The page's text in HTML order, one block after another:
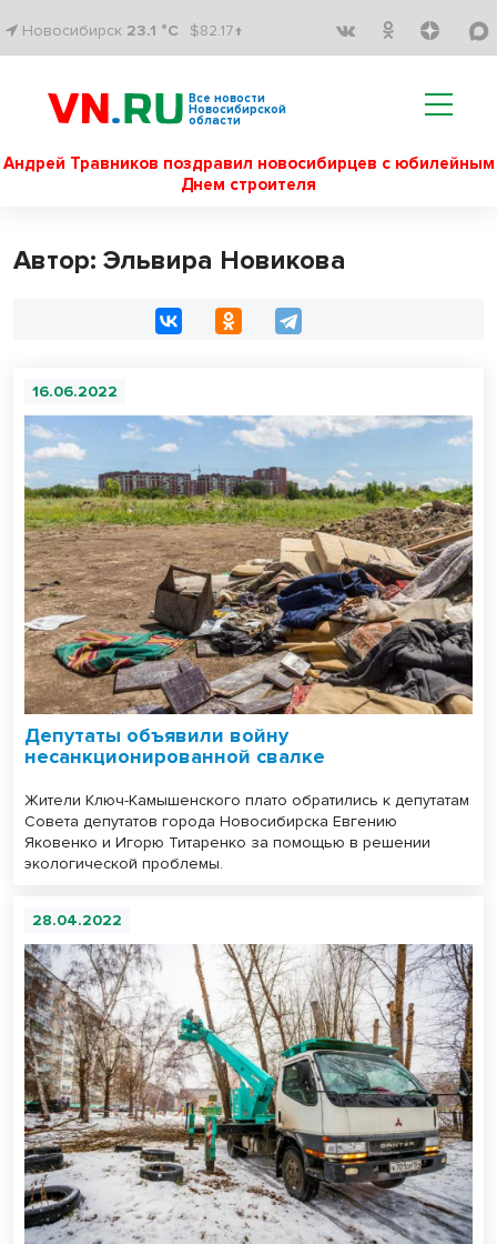
Новосибирск 23.1 °C $82.17↑
Все новости
Новосибирской
области
Андрей Травников поздравил новосибирцев с юбилейным
Днем строителя
Автор: Эльвира Новикова
16.06.2022
Депутаты объявили войну
несанкционированной свалке
Жители Ключ-Камышенского плато обратились к депутатам
Совета депутатов города Новосибирска Евгению
Яковенко и Игорю Титаренко за помощью в решении
экологической проблемы.
28.04.2022